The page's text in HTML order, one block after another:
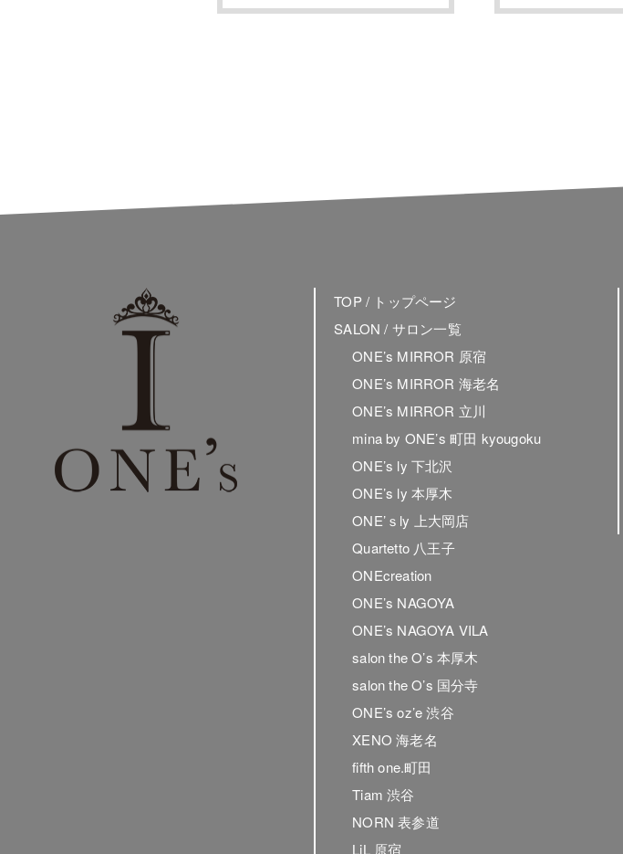
TOP / トップページ
SALON / サロン一覧
ONE’s MIRROR 原宿
ONE’s MIRROR 海老名
ONE’s MIRROR 立川
mina by ONE’s 町田 kyougoku
ONE’s ly 下北沢
ONE’s ly 本厚木
ONE’ｓly 上大岡店
Quartetto 八王子
ONEcreation
ONE’s NAGOYA
ONE’s NAGOYA VILA
salon the O’s 本厚木
salon the O’s 国分寺
ONE’s oz’e 渋谷
XENO 海老名
fifth one.町田
Tiam 渋谷
NORN 表参道
LiL 原宿